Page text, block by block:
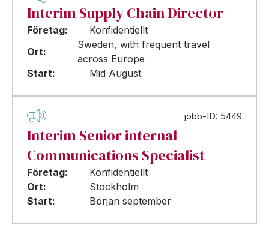
Interim Supply Chain Director
Företag:
Konfidentiellt
Ort:
Sweden, with frequent travel
across Europe
Start:
Mid August
jobb-ID: 5449
Interim Senior internal
Communications Specialist
Företag:
Konfidentiellt
Ort:
Stockholm
Start:
Början september